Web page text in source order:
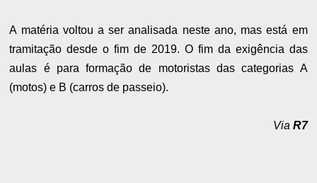
A matéria voltou a ser analisada neste ano, mas está em
tramitação desde o fim de 2019. O fim da exigência das
aulas é para formação de motoristas das categorias A
(motos) e B (carros de passeio).
Via R7